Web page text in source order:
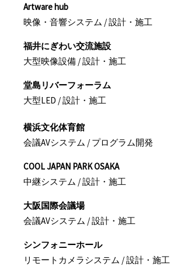
Artware hub
映像・音響システム / 設計・施工
福井にぎわい交流施設
大型映像設備 / 設計・施工
堂島リバーフォーラム
大型LED / 設計・施工
横浜文化体育館
会議AVシステム / プログラム開発
COOL JAPAN PARK OSAKA
中継システム / 設計・施工
大阪国際会議場
会議AVシステム / 設計・施工
シンフォニーホール
リモートカメラシステム / 設計・施工